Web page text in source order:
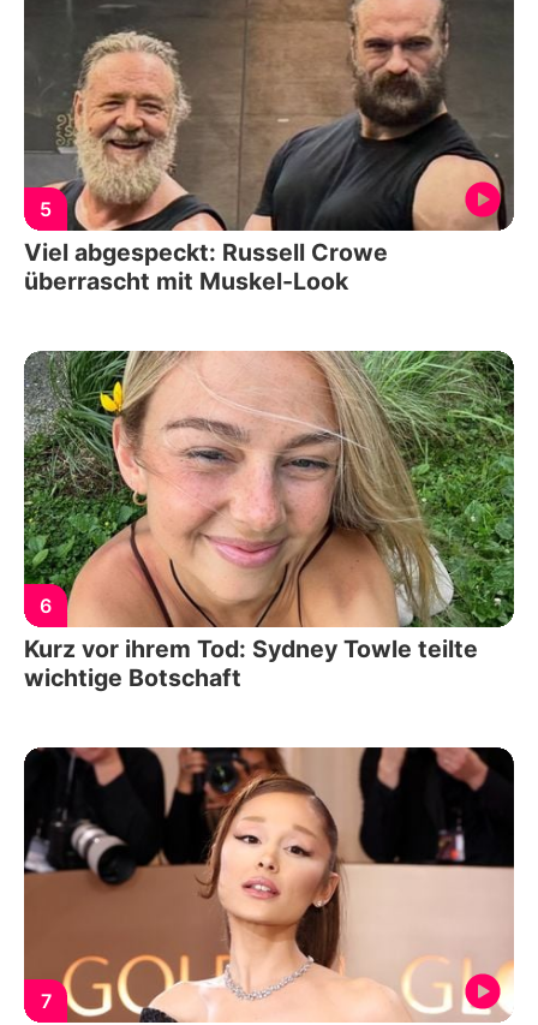
5
Viel abgespeckt: Russell Crowe
überrascht mit Muskel-Look
6
Kurz vor ihrem Tod: Sydney Towle teilte
wichtige Botschaft
7